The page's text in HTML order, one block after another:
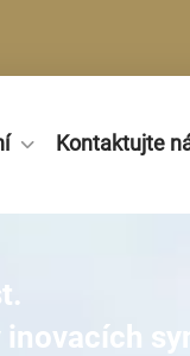
Kontaktujte
inovacích